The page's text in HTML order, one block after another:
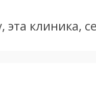
клиника,